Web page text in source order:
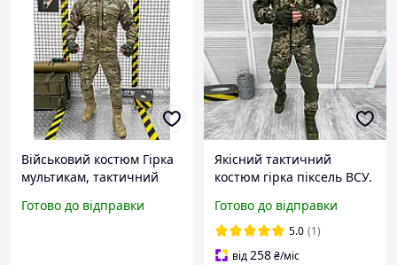
Військовий костюм Гірка
мультикам, тактичний
мультикам, армійська
Готово до відправки
Якісний тактичний
костюм гірка піксель ВСУ.
мультикам. Осінній
військовий костюм го
Готово до відправки
5.0 (1)
від258₴/міс